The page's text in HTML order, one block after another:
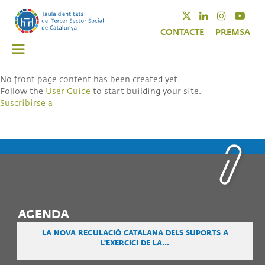
Pasar
principal
TwitterLinkedin
CONTACTE PREMSA
No front page content has been created yet.
Follow the User Guide to start building your site.
Suscribirse a
AGENDA
LA NOVA REGULACIÓ CATALANA DELS SUPORTS A
L'EXERCICI DE LA...